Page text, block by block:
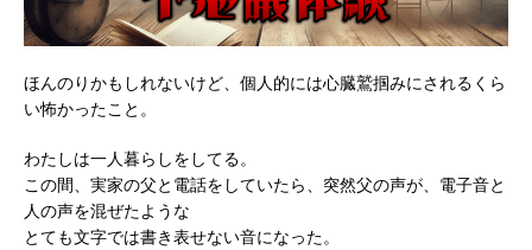
ほんのりかもしれないけど、個人的には心臓鷲掴みにされるくら
い怖かったこと。
わたしは一人暮らしをしてる。
この間、実家の父と電話をしていたら、突然父の声が、電子音と
人の声を混ぜたような
とても文字では書き表せない音になった。